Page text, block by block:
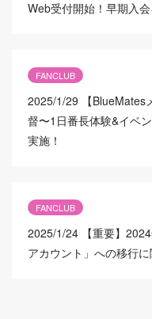
Web受付開始！早期入
FANCLUB
2025/1/29
【
督〜1日番長体験&イベ
実施！
FANCLUB
2025/1/24 【重要】
アカウント」への移行